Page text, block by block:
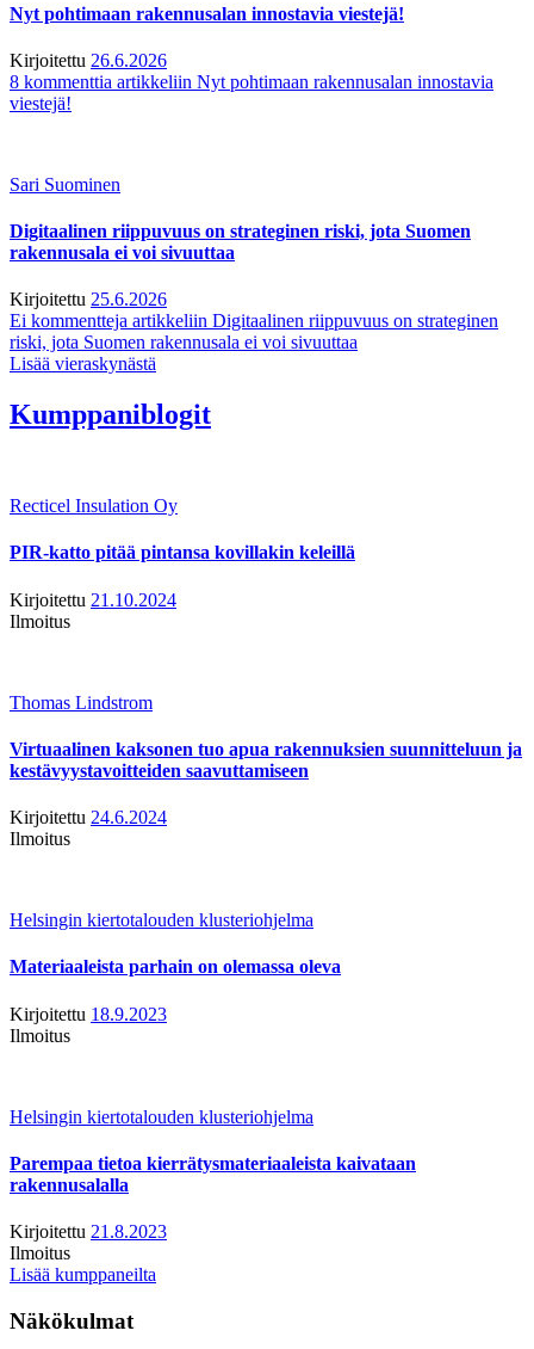
Nyt pohtimaan rakennusalan innostavia viestejä!
Kirjoitettu 26.6.2026
8 kommenttia artikkeliin Nyt pohtimaan rakennusalan innostavia
viestejä!
Sari Suominen
Digitaalinen riippuvuus on strateginen riski, jota Suomen
rakennusala ei voi sivuuttaa
Kirjoitettu 25.6.2026
Ei kommentteja artikkeliin Digitaalinen riippuvuus on strateginen
riski, jota Suomen rakennusala ei voi sivuuttaa
Lisää vieraskynästä
Kumppaniblogit
Recticel Insulation Oy
PIR-katto pitää pintansa kovillakin keleillä
Kirjoitettu 21.10.2024
Ilmoitus
Thomas Lindstrom
Virtuaalinen kaksonen tuo apua rakennuksien suunnitteluun ja
kestävyystavoitteiden saavuttamiseen
Kirjoitettu 24.6.2024
Ilmoitus
Helsingin kiertotalouden klusteriohjelma
Materiaaleista parhain on olemassa oleva
Kirjoitettu 18.9.2023
Ilmoitus
Helsingin kiertotalouden klusteriohjelma
Parempaa tietoa kierrätysmateriaaleista kaivataan
rakennusalalla
Kirjoitettu 21.8.2023
Ilmoitus
Lisää kumppaneilta
Näkökulmat